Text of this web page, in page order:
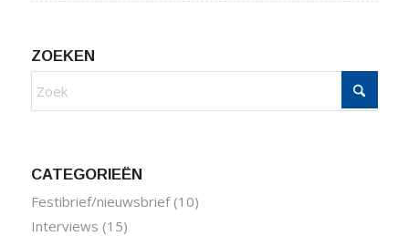
ZOEKEN
CATEGORIEËN
Festibrief/nieuwsbrief(10)
Interviews (15)